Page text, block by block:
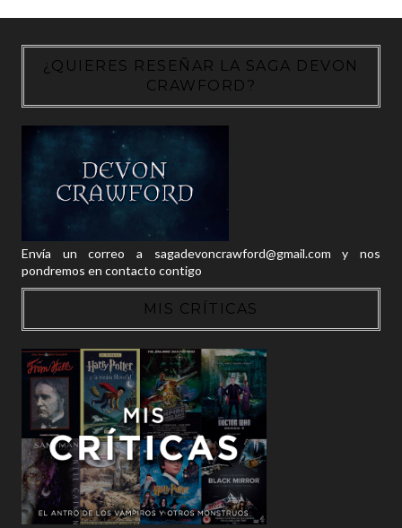
¿QUIERES RESEÑAR LA SAGA DEVON
CRAWFORD?
Envía un correo a sagadevoncrawford@gmail.com y nos
pondremos en contacto contigo
MIS CRÍTICAS